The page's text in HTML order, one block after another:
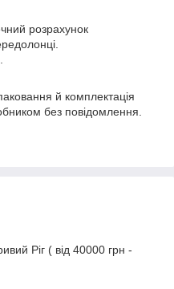
розрахунок
й комплектація
без повідомлення.
Ріг ( від 40000 грн -